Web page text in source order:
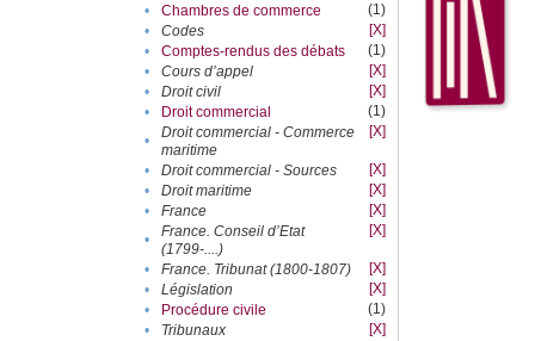
•
Chambres de commerce
(1)
•
Codes
[X]
•
Comptes-rendus des débats
(1)
•
Cours d’appel
[X]
•
Droit civil
[X]
•
Droit commercial
(1)
•
Droit commercial - Commerce
maritime
[X]
• Droit commercial - Sources
[X]
•
Droit maritime
[X]
•
France
[X]
•
France. Conseil d’Etat
(1799-....)
[X]
• France. Tribunat (1800-1807)
[X]
•
Législation
[X]
•
Procédure civile
(1)
•
Tribunaux
[X]